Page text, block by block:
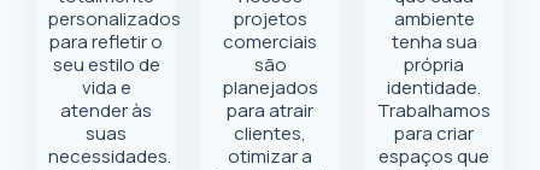
personalizados
para refletir o
seu estilo de
vida e
atender às
suas
necessidades.
projetos
comerciais
são
planejados
para atrair
clientes,
otimizar a
ambiente
tenha sua
própria
identidade.
Trabalhamos
para criar
espaços que